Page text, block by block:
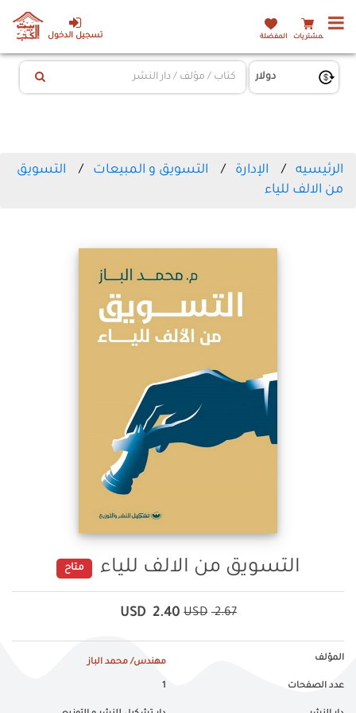
تسجيل الدخول المشتريات المفضلة
الرئيسيه الإدارة التسويق و المبيعات
التسويق
من الالف للياء
التسويق من الالف للياء متاح
2.67
USD
2.40
USD
المؤلف مهندس/ محمد الباز
عدد الصفحات 1